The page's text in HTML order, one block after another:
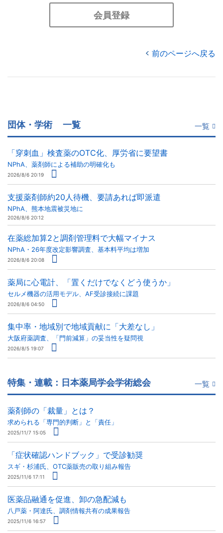
会員登録
前のページへ戻る
団体・学術 一覧 一覧
「穿刺血」検査薬のOTC化、厚労省に要望書
NPhA、薬剤師による補助の明確化も
2026/8/6 20:19
支援薬剤師約20人待機、要請あれば即派遣
NPhA、熊本地震被災地に
2026/8/6 20:12
在薬総加算2と調剤管理料で大幅マイナス
NPhA・26年度改定影響調査、基本料平均は増加
2026/8/6 20:08
薬局に心電計、「置くだけでなくどう使うか」
セルメ機器の活用モデル、AF受診接続に課題
2026/8/6 04:50
集中率・地域別で地域貢献に「大差なし」
大阪府薬調査、「門前減算」の妥当性を疑問視
2026/8/5 19:07
特集・連載：日本薬局学会学術総会 一覧
薬剤師の「裁量」とは？
求められる「専門的判断」と「責任」
2025/11/7 15:05
「症状確認ハンドブック」で受診勧奨
スギ・杉浦氏、OTC薬販売の取り組み報告
2025/11/6 17:11
医薬品融通を促進、卸の急配減も
八戸薬・阿達氏、調剤情報共有の成果報告
2025/11/6 16:57